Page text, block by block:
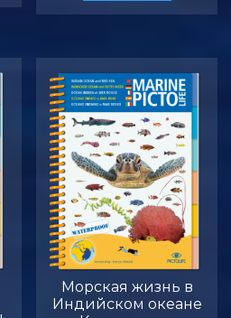
Морская жизнь в
Индийском океане